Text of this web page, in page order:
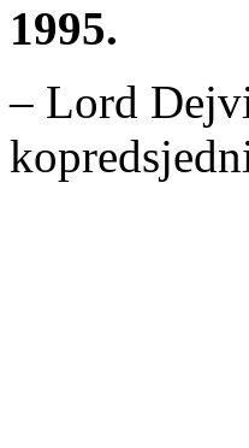
1995.
– Lord